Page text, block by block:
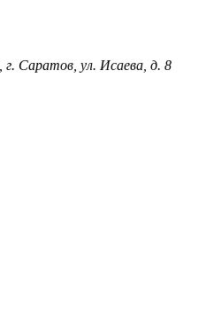
г. Саратов, ул. Исаева, д. 8